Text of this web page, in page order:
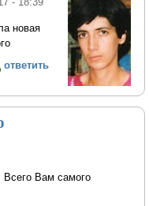
новая
ответить
Всего Вам самого